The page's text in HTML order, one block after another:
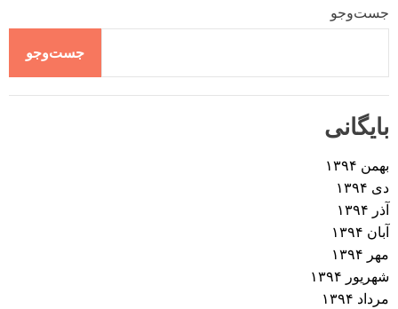
جست‌وجو
جست‌وجو
بایگانی
بهمن ۱۳۹۴
دی ۱۳۹۴
آذر ۱۳۹۴
آبان ۱۳۹۴
مهر ۱۳۹۴
شهریور ۱۳۹۴
مرداد ۱۳۹۴